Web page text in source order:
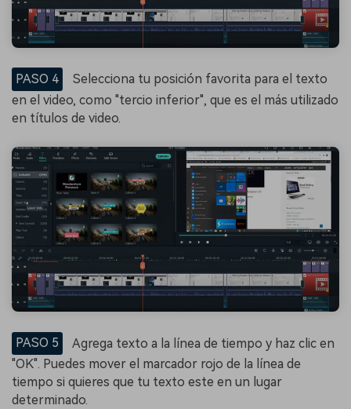
PASO 4
Selecciona tu posición favorita para el texto
en el video, como "tercio inferior", que es el más utilizado
en títulos de video.
PASO 5
Agrega texto a la línea de tiempo y haz clic en
"OK". Puedes mover el marcador rojo de la línea de
tiempo si quieres que tu texto este en un lugar
determinado.